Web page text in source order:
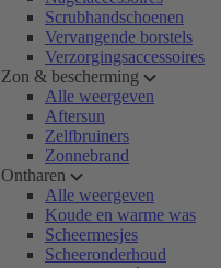
Scrubhandschoenen
Vervangende borstels
Verzorgingsaccessoires
Zon & bescherming
Alle weergeven
Aftersun
Zelfbruiners
Zonnebrand
Ontharen
Alle weergeven
Koude en warme was
Scheermesjes
Scheeronderhoud